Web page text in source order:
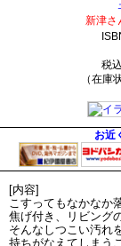
新津さ
税
（在庫
お近
[内容]
こすってもなかなか
焦げ付き、リビング
そんなしつこい汚れ
持ちがなえてしまう